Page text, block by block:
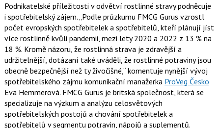
Podnikatelské příležitosti v odvětví rostlinné stravy podněcuje
i spotřebitelský zájem. Podle průzkumu FMCG Gurus vzrostl
počet evropských spotřebitelek a spotřebitelů, kteří plánují jíst
více rostlinně kvůli pandemii, mezi lety 2020 a 2022 z 13 % na
18 %. Kromě názoru, že rostlinná strava je zdravější a
udržitelnější, dotázaní také uváděli, že rostlinné potraviny jsou
obecně bezpečnější než ty živočišné, komentuje nynější vývoj
spotřebitelského zájmu komunikační manažerka ProVeg Česko
Eva Hemmerová. FMCG Gurus je britská společnost, která se
specializuje na výzkum a analýzu celosvětových
spotřebitelských postojů a chování spotřebitelek a
spotřebitelů v segmentu potravin, nápojů a suplementů.